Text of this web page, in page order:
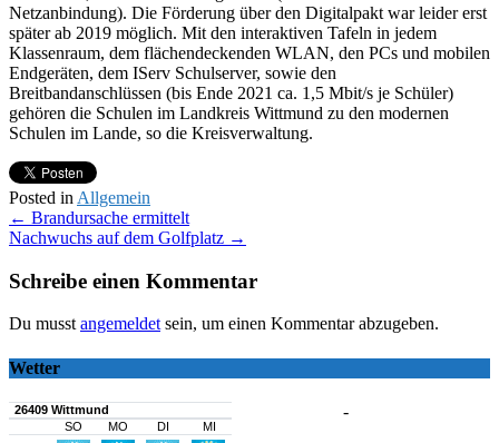
Netzanbindung). Die Förderung über den Digitalpakt war leider erst
später ab 2019 möglich. Mit den interaktiven Tafeln in jedem
Klassenraum, dem flächendeckenden WLAN, den PCs und mobilen
Endgeräten, dem IServ Schulserver, sowie den
Breitbandanschlüssen (bis Ende 2021 ca. 1,5 Mbit/s je Schüler)
gehören die Schulen im Landkreis Wittmund zu den modernen
Schulen im Lande, so die Kreisverwaltung.
Posted in Allgemein
Post
navigation
← Brandursache ermittelt
Nachwuchs auf dem Golfplatz →
Schreibe einen Kommentar
Du musst angemeldet sein, um einen Kommentar abzugeben.
Wetter
-